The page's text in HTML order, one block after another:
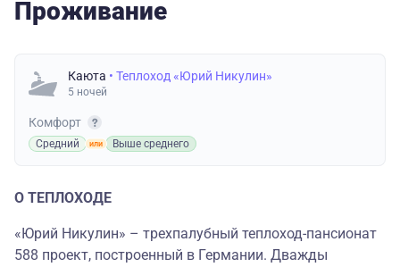
Проживание
Каюта • Теплоход «Юрий Никулин»
5 ночей
Комфорт
Средний Выше среднего
О ТЕПЛОХОДЕ
«Юрий Никулин» – трехпалубный теплоход-пансионат
588 проект, построенный в Германии. Дважды